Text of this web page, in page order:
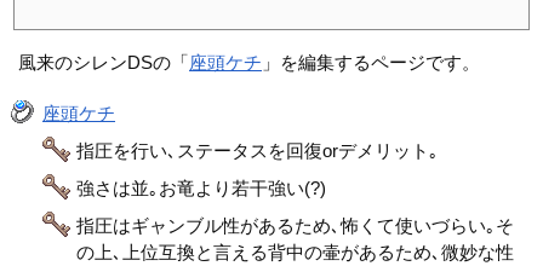
風来のシレンDSの「座頭ケチ 」を編集するページです。
座頭ケチ
指圧を行い､ステータスを回復orデメリット｡
強さは並｡お竜より若干強い(?)
指圧はギャンブル性があるため､怖くて使いづらい｡そ
の上､上位互換と言える背中の壷があるため､微妙な性